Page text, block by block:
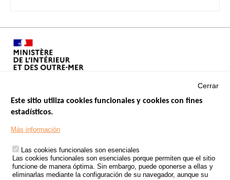
Footer
TRATAMIENTO DE DATOS PERSONALES PROCEDENTES DE
ACCIDENTES DE TRÁFICO
ESTUDIOS
Cerrar
Este sitio utiliza cookies funcionales y cookies con fines
estadísticos.
Más información
Las cookies funcionales son esenciales
Las cookies funcionales son esenciales porque permiten que el sitio
funcione de manera óptima. Sin embargo, puede oponerse a ellas y
eliminarlas mediante la configuración de su navegador, aunque su